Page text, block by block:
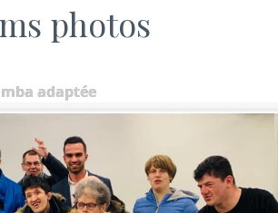
photos
adaptée